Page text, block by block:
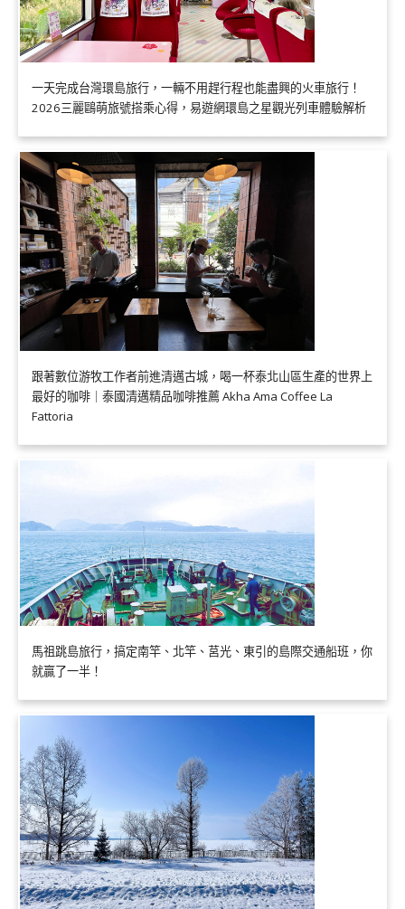
一天完成台灣環島旅行，一輛不用趕行程也能盡興的火車旅行！
2026三麗鷗萌旅號搭乘心得，易遊網環島之星觀光列車體驗解析
跟著數位游牧工作者前進清邁古城，喝一杯泰北山區生產的世界上
最好的咖啡｜泰國清邁精品咖啡推薦 Akha Ama Coffee La
Fattoria
馬祖跳島旅行，搞定南竿、北竿、莒光、東引的島際交通船班，你
就贏了一半！